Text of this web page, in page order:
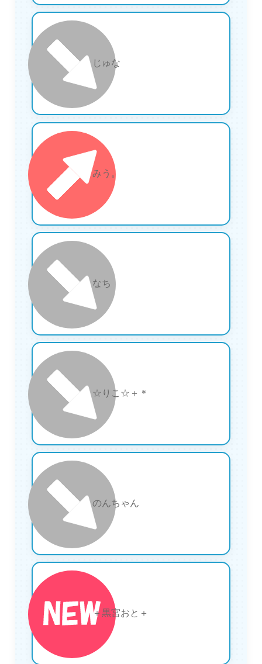
17 じゅな
18 みう。
19 なち
20 ☆りこ☆＋＊
21 のんちゃん
22 ＋黒宮おと＋